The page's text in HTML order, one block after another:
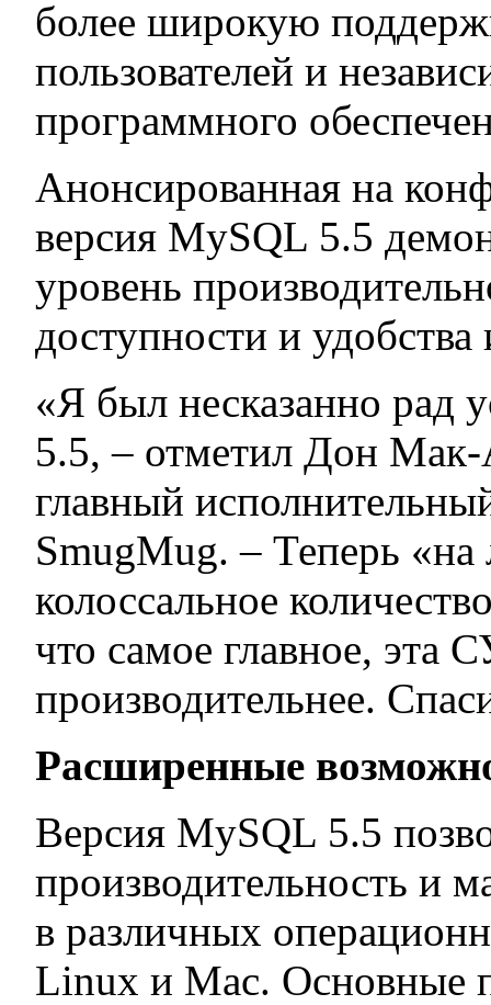
более широкую
пользователей и
программного
Анонсированная на
версия MySQL 5.5
уровень
доступности и удобства
«Я был несказанно рад
5.5, – отметил Дон
главный
SmugMug. – Теперь
колоссальное
что самое главное, эта
производительнее.
Расширенные
Версия MySQL 5.5
производительность и
в различных
Linux и Mac. Основные